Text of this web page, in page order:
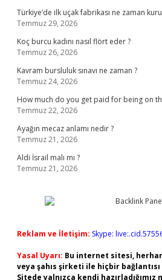
Türkiye’de ilk uçak fabrikası ne zaman
Temmuz 29, 2026
Koç burcu kadını nasıl flört eder ?
Temmuz 26, 2026
Kavram bursluluk sınavı ne zaman ?
Temmuz 24, 2026
How much do you get paid for being on
Temmuz 22, 2026
Ayağın mecaz anlamı nedir ?
Temmuz 21, 2026
Aldi İsrail malı mı ?
Temmuz 21, 2026
Reklam ve İletişim: Skype:
Yasal Uyarı: Bu internet sitesi,
veya şahıs şirketi ile hiçbir
Sitede yalnızca kendi